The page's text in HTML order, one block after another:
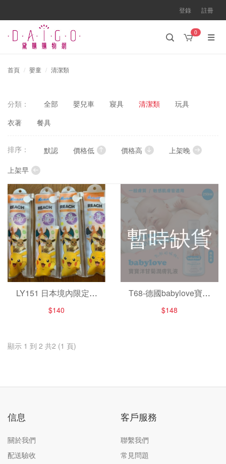
登錄 註冊
0
首頁 嬰童 清潔類
分類： 全部 嬰兒車 寢具 清潔類
玩具
衣著
餐具
排序： 默認 價格低 價格高
上架晚
上架早
LY151 日本境內限定寶
可夢攜帶牙膏牙刷組
$140
暫時缺貨
T68-德國babylove寶寶
洋甘菊潤膚乳液/250ml
$148
顯示 1 到 2 共2 (1 頁)
信息
關於我們
配送驗收
客戶服務
聯繫我們
常見問題